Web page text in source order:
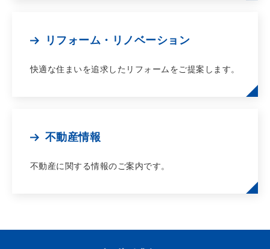
リフォーム・リノベーション
快適な住まいを追求したリフォームをご提案します。
不動産情報
不動産に関する情報のご案内です。